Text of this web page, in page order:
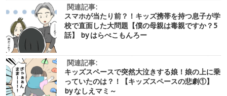
関連記事:
スマホが当たり前？！キッズ携帯を持つ息子が学
校で直面した大問題【僕の母親は毒親ですか？5
話】 by はらぺこもんろー
関連記事:
キッズスペースで突然大泣きする娘！娘の上に乗
っていたのは？！【キッズスペースの悲劇①】
by なしえマミ～